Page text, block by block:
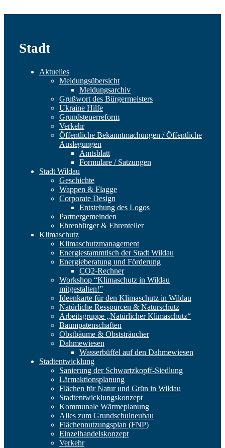
Stadt
Aktuelles
Meldungsübersicht
Meldungsarchiv
Grußwort des Bürgermeisters
Ukraine Hilfe
Grundsteuerreform
Verkehr
Öffentliche Bekanntmachungen / Öffentliche
Auslegungen
Amtsblatt
Formulare / Satzungen
Stadt Wildau
Geschichte
Wappen & Flagge
Corporate Design
Entstehung des Logos
Partnergemeinden
Ehrenbürger & Ehrenteller
Klimaschutz
Klimaschutzmanagement
Energiestammtisch der Stadt Wildau
Energieberatung und Förderung
CO2-Rechner
Workshop “Klimaschutz in Wildau
mitgestalten!”
Ideenkarte für den Klimaschutz in Wildau
Natürliche Ressourcen & Naturschutz
Arbeitsgruppe „Natürlicher Klimaschutz“
Baumpatenschaften
Obstbäume & Obststräucher
Dahmewiesen
Wasserbüffel auf den Dahmewiesen
Stadtentwicklung
Sanierung der Schwartzkopff-Siedlung
Lärmaktionsplanung
Flächen für Natur und Grün in Wildau
Stadtentwicklungskonzept
Kommunale Wärmeplanung
Alles zum Grundschulneubau
Flächennutzungsplan (FNP)
Einzelhandelskonzept
Verkehr